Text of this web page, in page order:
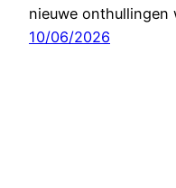
nieuwe onthullingen
10/06/2026